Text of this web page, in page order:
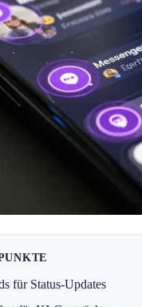
für Status-Updates